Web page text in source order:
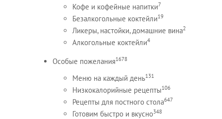
Кофе и кофейные напитки7
Безалкогольные коктейли19
Ликеры, настойки, домашние вина2
Алкогольные коктейли4
Особые пожелания1678
Меню на каждый день131
Низкокалорийные рецепты106
Рецепты для постного стола647
Готовим быстро и вкусно348